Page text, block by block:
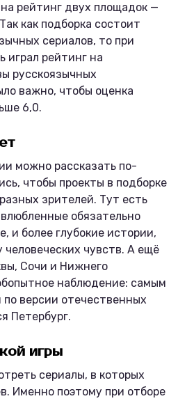
рейтинг двух площадок —
как подборка состоит
сериалов, то при
играл рейтинг на
русскоязычных
важно, чтобы оценка
6,0.
можно рассказать по-
чтобы проекты в подборке
зрителей. Тут есть
обязательно
и более глубокие истории,
чувств. А ещё
Сочи и Нижнего
наблюдение: самым
версии отечественных
Петербург.
игры
сериалы, в которых
Именно поэтому при отборе